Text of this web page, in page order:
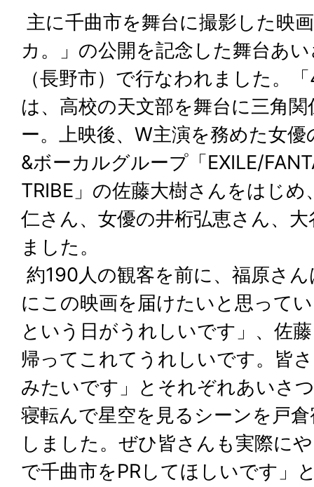
主に千曲市を舞台に撮影した映
カ。」の公開を記念した舞台あ
（長野市）で行なわれました。
は、高校の天文部を舞台に三角
ー。上映後、W主演を務めた女
&ボーカルグループ「EXILE/
TRIBE」の佐藤大樹さんをはじ
仁さん、女優の井桁弘恵さん、
ました。
約190人の観客を前に、福原さ
にこの映画を届けたいと思って
という日がうれしいです」、佐
帰ってこれてうれしいです。皆
みたいです」とそれぞれあいさ
寝転んで星空を見るシーンを戸
しました。ぜひ皆さんも実際に
で千曲市をPRしてほしいです」